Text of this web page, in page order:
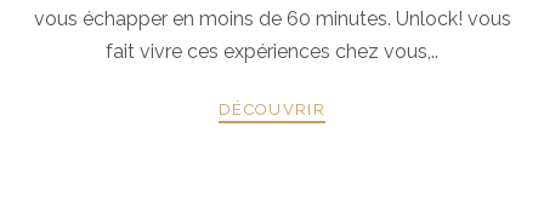
vous échapper en moins de 60 minutes. Unlock! vous
fait vivre ces expériences chez vous,..
DÉCOUVRIR